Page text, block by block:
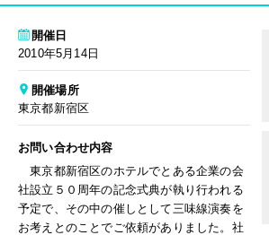
開催日
2010年5月14日
開催場所
東京都新宿区
お問い合わせ内容
東京都新宿区のホテルでとある企業の会
社設立５０周年の記念式典が執り行われる
予定で、その中の催しとして三味線演奏を
お考えとのことでご依頼がありました。社